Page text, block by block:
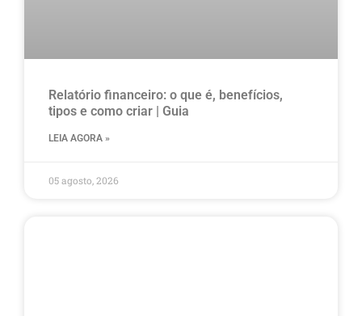
Relatório financeiro: o que é, benefícios,
tipos e como criar | Guia
LEIA AGORA »
05 agosto, 2026